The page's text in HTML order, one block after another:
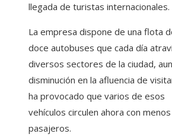
llegada de turistas internacionales.
La empresa dispone de una flota
doce autobuses que cada día
diversos sectores de la ciudad,
disminución en la afluencia de
ha provocado que varios de esos
vehículos circulen ahora con menos
pasajeros.